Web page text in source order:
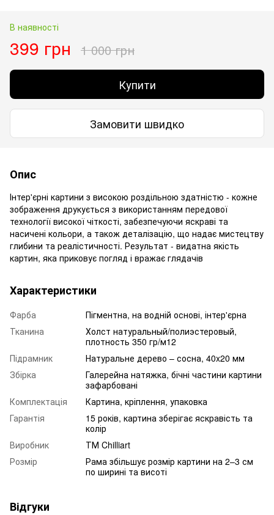
В наявності
399 грн 1 000 грн
Купити
Замовити швидко
Опис
Інтер'єрні картини з високою роздільною здатністю - кожне
зображення друкується з використанням передової
технології високої чіткості, забезпечуючи яскраві та
насичені кольори, а також деталізацію, що надає мистецтву
глибини та реалістичності. Результат - видатна якість
картин, яка приковує погляд і вражає глядачів
Характеристики
Фарба
Пігментна, на водній основі, інтер'єрна
Тканина
Холст натуральный/полиэстеровый,
плотность 350 гр/м12
Підрамник
Натуральне дерево – сосна, 40x20 мм
Збірка
Галерейна натяжка, бічні частини картини
зафарбовані
Комплектація
Картина, кріплення, упаковка
Гарантія
15 років, картина зберігає яскравість та
колір
Виробник
ТМ Chilliart
Розмір
Рама збільшує розмір картини на 2–3 см
по ширині та висоті
Відгуки